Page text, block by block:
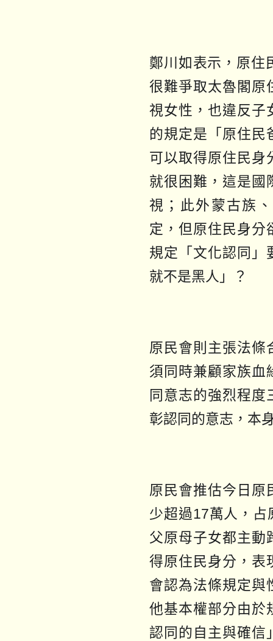
鄭川如表示，原住
很難爭取太魯閣原
視女性，也違反子
的規定是「原住民
可以取得原住民身
就很困難，這是國
視；此外蒙古族
定，但原住民身分
規定「文化認同」
就不是黑人」？
原民會則主張法條
須同時兼顧家族血
同意志的強烈程度
彰認同的意志，本
原民會推估今日原
少超過17萬人，
父原母子女都主動
得原住民身分，表
會認為法條規定與
他基本權部分由於
認同的自主與確信